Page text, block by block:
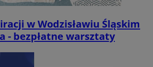
w Wodzisławiu Śląskim
- bezpłatne warsztaty